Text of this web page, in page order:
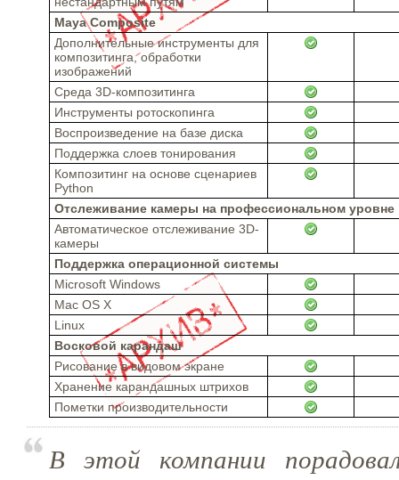
Maya Composite
Дополнительные инструменты для
композитинга, обработки
изображений
Среда 3D-композитинга
Инструменты ротоскопинга
Воспроизведение на базе диска
Поддержка слоев тонирования
Композитинг на основе сценариев
Python
Отслеживание камеры на профессиональном уровне
Автоматическое отслеживание 3D-
камеры
Поддержка операционной системы
Microsoft Windows
Mac OS X
Linux
Восковой карандаш
Рисование в видовом экране
Хранение карандашных штрихов
Пометки производительности
В этой компании